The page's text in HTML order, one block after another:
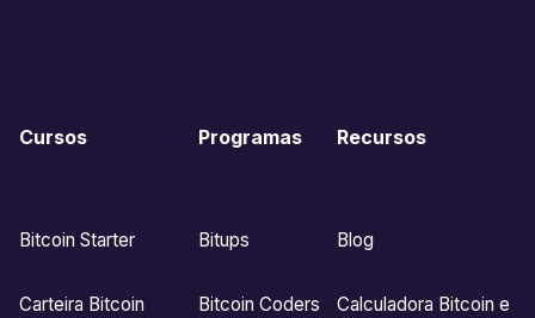
Cursos
Bitcoin Starter
Carteira Bitcoin
Programas
Bitups
Bitcoin Coders
Recursos
Blog
Calculadora Bitcoin e